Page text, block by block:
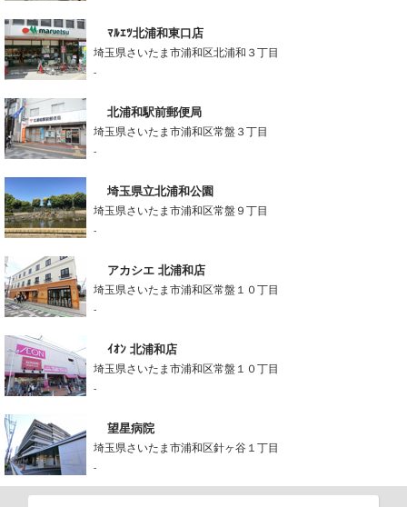
ﾏﾙｴﾂ北浦和東口店
埼玉県さいたま市浦和区北浦和３丁目
-
北浦和駅前郵便局
埼玉県さいたま市浦和区常盤３丁目
-
埼玉県立北浦和公園
埼玉県さいたま市浦和区常盤９丁目
-
アカシエ 北浦和店
埼玉県さいたま市浦和区常盤１０丁目
-
ｲｵﾝ 北浦和店
埼玉県さいたま市浦和区常盤１０丁目
-
望星病院
埼玉県さいたま市浦和区針ヶ谷１丁目
-